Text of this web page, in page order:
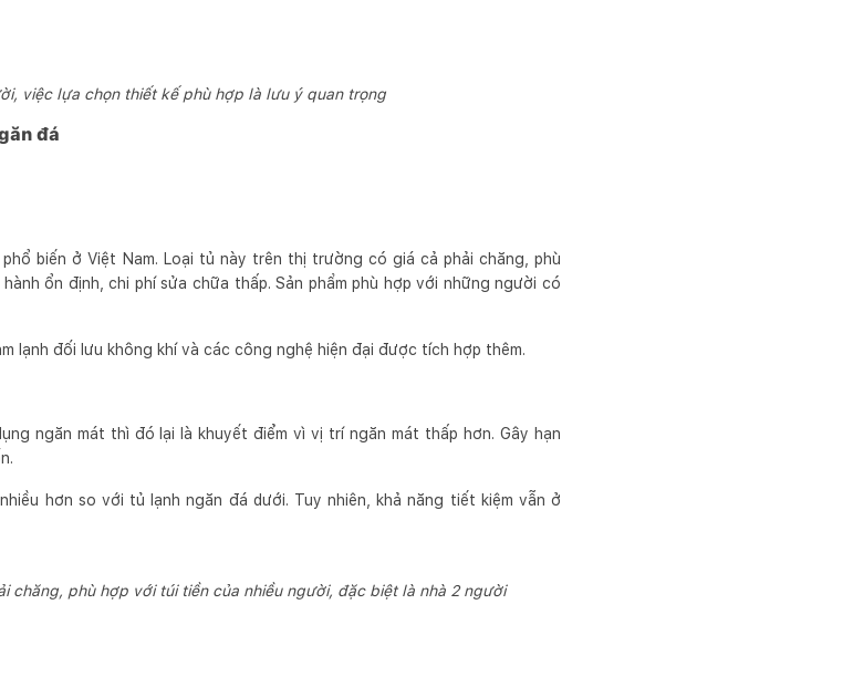
việc lựa chọn thiết kế phù hợp là lưu ý quan trọng
đá
biến ở Việt Nam. Loại tủ này trên thị trường có giá cả phải chăng, phù
ổn định, chi phí sửa chữa thấp. Sản phẩm phù hợp với những người có
lạnh đối lưu không khí và các công nghệ hiện đại được tích hợp thêm.
ngăn mát thì đó lại là khuyết điểm vì vị trí ngăn mát thấp hơn. Gây hạn
hơn so với tủ lạnh ngăn đá dưới. Tuy nhiên, khả năng tiết kiệm vẫn ở
chăng, phù hợp với túi tiền của nhiều người, đặc biệt là nhà 2 người